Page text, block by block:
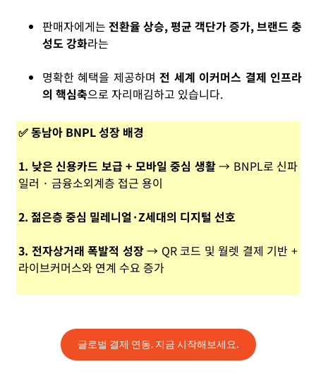
판매자에게는 전환율 상승, 평균 객단가 증가, 브랜드 충
성도 강화라는
명확한 혜택을 제공하며전 세계 이커머스 결제 인프라
의 핵심축으로 자리매김하고 있습니다.
✅ 동남아 BNPL 성장 배경
1. 낮은 신용카드 보급 + 모바일 중심 생활→ BNPL로 신파
일러 · 금융소외계층 접근 용이
2. 젊은층 중심 밀레니얼·Z세대의 디지털 선호
3. 전자상거래 폭발적 성장→ QR 코드 및 월렛 결제 기반 +
라이브커머스와 연계 수요 증가
글로벌 결제 연동, 지금 시작해보세요.